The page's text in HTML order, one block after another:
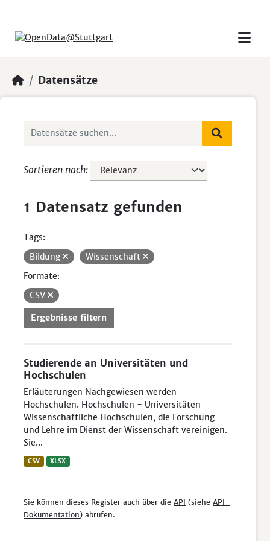
Datensätze
Sortieren nach
1 Datensatz gefunden
Tags:
Bildung
Wissenschaft
Formate:
CSV
Ergebnisse filtern
Studierende an Universitäten und
Hochschulen
Erläuterungen Nachgewiesen werden
Hochschulen. Hochschulen - Universitäten
Wissenschaftliche Hochschulen, die Forschung
und Lehre im Dienst der Wissenschaft vereinigen.
Sie...
CSV XLSX
Sie können dieses Register auch über die API (siehe API-
Dokumentation) abrufen.